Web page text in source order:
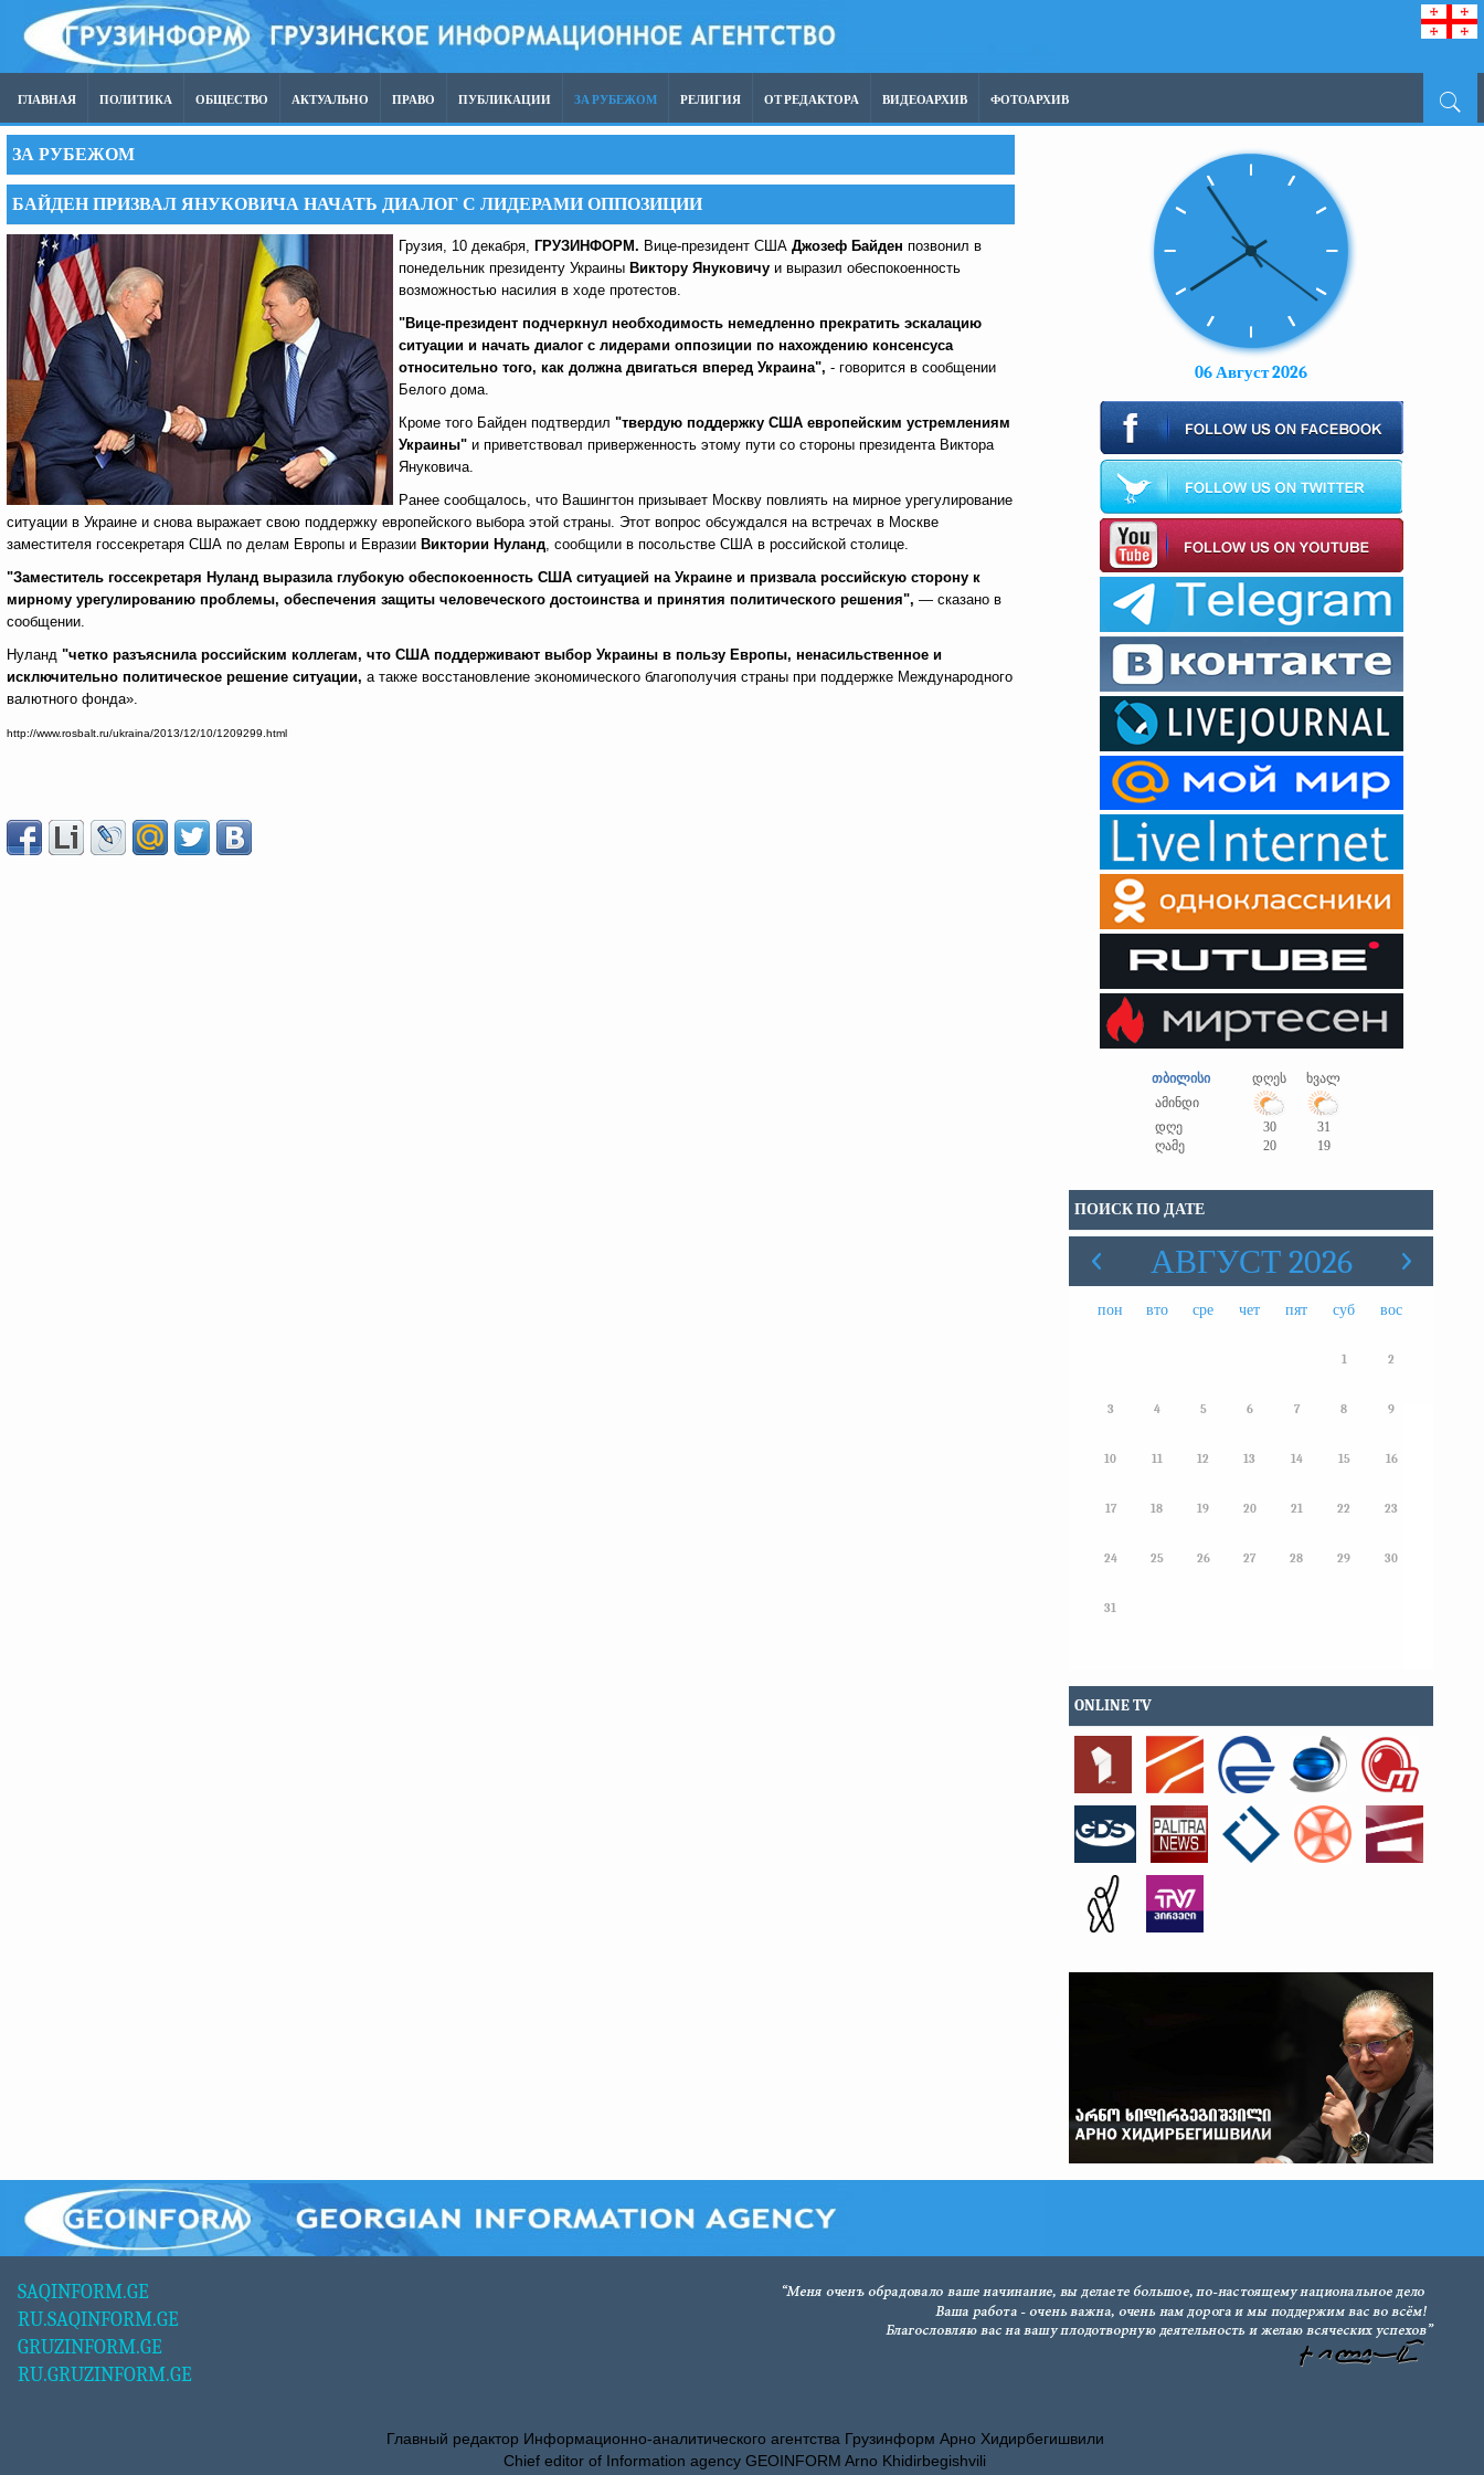
ГЛАВНАЯ ПОЛИТИКА ОБЩЕСТВО АКТУАЛЬНО ПРАВО ПУБЛИКАЦИИ ЗА РУБЕЖОМ РЕЛИГИЯ ОТ РЕДАКТОРА ВИДЕОАРХИВ ФОТОАРХИВ
ЗА РУБЕЖОМ
БАЙДЕН ПРИЗВАЛ ЯНУКОВИЧА НАЧАТЬ ДИАЛОГ С ЛИДЕРАМИ ОППОЗИЦИИ
Грузия, 10 декабря, ГРУЗИНФОРМ. Вице-президент США Джозеф Байден позвонил в
понедельник президенту Украины Виктору Януковичу и выразил обеспокоенность
возможностью насилия в ходе протестов.
"Вице-президент подчеркнул необходимость немедленно прекратить эскалацию
ситуации и начать диалог с лидерами оппозиции по нахождению консенсуса
относительно того, как должна двигаться вперед Украина", - говорится в сообщении
Белого дома.
Кроме того Байден подтвердил "твердую поддержку США европейским устремлениям
Украины" и приветствовал приверженность этому пути со стороны президента Виктора
Януковича.
Ранее сообщалось, что Вашингтон призывает Москву повлиять на мирное урегулирование
ситуации в Украине и снова выражает свою поддержку европейского выбора этой страны. Этот вопрос обсуждался на встречах в Москве
заместителя госсекретаря США по делам Европы и Евразии Виктории Нуланд, сообщили в посольстве США в российской столице.
"Заместитель госсекретаря Нуланд выразила глубокую обеспокоенность США ситуацией на Украине и призвала российскую сторону к
мирному урегулированию проблемы, обеспечения защиты человеческого достоинства и принятия политического решения", — сказано в
сообщении.
Нуланд "четко разъяснила российским коллегам, что США поддерживают выбор Украины в пользу Европы, ненасильственное и
исключительно политическое решение ситуации, а также восстановление экономического благополучия страны при поддержке Международного
валютного фонда».
http://www.rosbalt.ru/ukraina/2013/12/10/1209299.html
06 Август 2026
თბილისი დღეს
ხვალ
ამინდი
დღე
30
31
ღამე
20 19
ПОИСК ПО ДАТЕ
АВГУСТ 2026
пон вто сре чет пят суб вос
1 2
3 4 5 6 7 8 9
10 11 12 13 14 15 16
17 18 19 20 21 22 23
24 25 26 27 28 29 30
31
ONLINE TV
SAQINFORM.GE
RU.SAQINFORM.GE
GRUZINFORM.GE
RU.GRUZINFORM.GE
Главный редактор Информационно-аналитического агентства Грузинформ Арно Хидирбегишвили
Chief editor of Information agency GEOINFORM Arno Khidirbegishvili